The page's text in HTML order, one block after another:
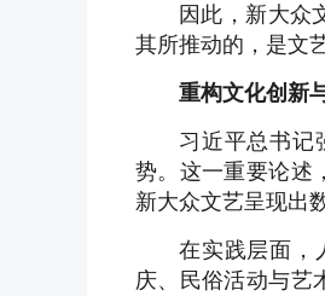
因此，新大众
其所推动的，是文
重构文化创新
习近平总书记
势。这一重要论述
新大众文艺呈现出
在实践层面，
庆、民俗活动与艺